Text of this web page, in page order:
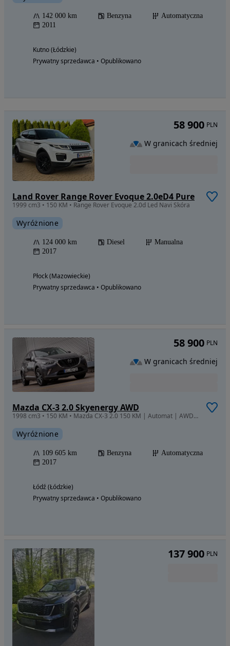
142 000 km Benzyna
Automatyczna
2011
Kutno (Łódzkie)
Prywatny sprzedawca • Opublikowano
Land Rover Range Rover Evoque 2.0eD4 Pure
1999 cm3 • 150 KM • Range Rover Evoque 2.0d Led Navi Skóra
Wyróżnione
124 000 km Diesel
Manualna
2017
Płock (Mazowieckie)
Prywatny sprzedawca • Opublikowano
58 900 PLN
W granicach średniej
Mazda CX-3 2.0 Skyenergy AWD
1998 cm3 • 150 KM • Mazda CX-3 2.0 150 KM | Automat | AWD 4x4 | Bogate wyposażenie
Wyróżnione
109 605 km Benzyna
Automatyczna
2017
Łódź (Łódzkie)
Prywatny sprzedawca • Opublikowano
58 900 PLN
W granicach średniej
137 900 PLN